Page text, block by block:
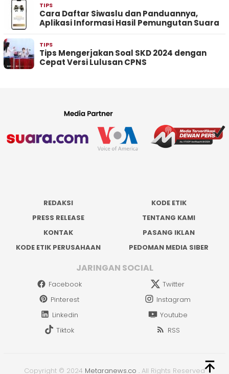
TIPS
Cara Daftar Siwaslu dan Panduannya,
Aplikasi Informasi Hasil Pemungutan Suara
TIPS
Tips Mengerjakan Soal SKD 2024 dengan
Cepat Versi Lulusan CPNS
REDAKSI
KODE ETIK
PRESS RELEASE
TENTANG KAMI
KONTAK
PASANG IKLAN
KODE ETIK PERUSAHAAN
PEDOMAN MEDIA SIBER
JARINGAN SOCIAL
Facebook
Twitter
Pinterest
Instagram
Linkedin
Youtube
Tiktok
RSS
Copyright © 2024 Metaranews.co . All Rights Reserved